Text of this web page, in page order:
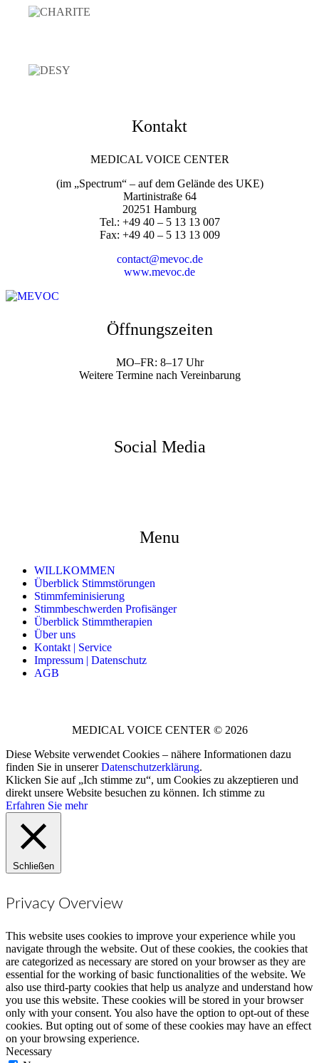
Kontakt
MEDICAL VOICE CENTER
(im „Spectrum“ – auf dem Gelände des UKE)
Martinistraße 64
20251 Hamburg
Tel.: +49 40 – 5 13 13 007
Fax: +49 40 – 5 13 13 009
contact@mevoc.de
www.mevoc.de
Öffnungszeiten
MO–FR: 8–17 Uhr
Weitere Termine nach Vereinbarung
Social Media
Menu
WILLKOMMEN
Überblick Stimmstörungen
Stimmfeminisierung
Stimmbeschwerden Profisänger
Überblick Stimmtherapien
Über uns
Kontakt | Service
Impressum | Datenschutz
AGB
MEDICAL VOICE CENTER © 2026
Diese Website verwendet Cookies – nähere Informationen dazu
finden Sie in unsererDatenschutzerklärung.
Klicken Sie auf „Ich stimme zu“, um Cookies zu akzeptieren und
direkt unsere Website besuchen zu können. Ich stimme zu
Erfahren Sie mehr
Schließen
Privacy Overview
This website uses cookies to improve your experience while you
navigate through the website. Out of these cookies, the cookies that
are categorized as necessary are stored on your browser as they are
essential for the working of basic functionalities of the website. We
also use third-party cookies that help us analyze and understand how
you use this website. These cookies will be stored in your browser
only with your consent. You also have the option to opt-out of these
cookies. But opting out of some of these cookies may have an effect
on your browsing experience.
Necessary